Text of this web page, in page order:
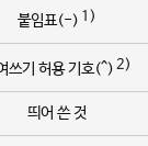
붙임표(-) 1)
쓰기 허용 기호(^) 2)
띄어 쓴 것